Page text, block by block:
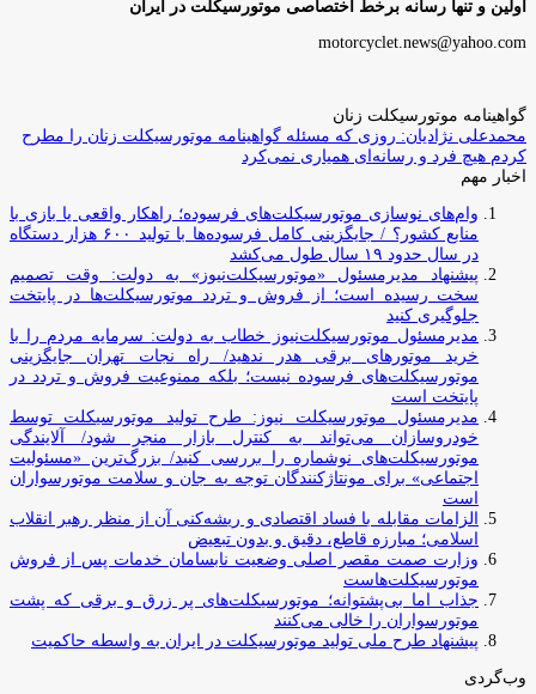
اولین و تنها رسانه برخط اختصاصی موتورسیکلت در ایران
motorcyclet.news@yahoo.com
گواهینامه موتورسیکلت زنان
محمدعلی نژادیان: روزی که مسئله گواهینامه موتورسیکلت زنان را مطرح
کردم هیچ فرد و رسانه‌ای همیاری نمی‌کرد
اخبار مهم
وام‌های نوسازی موتورسیکلت‌های فرسوده؛ راهکار واقعی یا بازی با
منابع کشور؟ / جایگزینی کامل فرسوده‌ها با تولید ۶۰۰ هزار دستگاه
در سال حدود ۱۹ سال طول می‌کشد
پیشنهاد مدیرمسئول «موتورسیکلت‌نیوز» به دولت: وقت تصمیم
سخت رسیده است؛ از فروش و تردد موتورسیکلت‌ها در پایتخت
جلوگیری کنید
مدیرمسئول موتورسیکلت‌نیوز خطاب به دولت: سرمایه مردم را با
خرید موتورهای برقی هدر ندهید/ راه نجات تهران جایگزینی
موتورسیکلت‌های فرسوده نیست؛ بلکه ممنوعیت فروش و تردد در
پایتخت است
مدیرمسئول موتورسیکلت نیوز: طرح تولید موتورسیکلت توسط
خودروسازان می‌تواند به کنترل بازار منجر شود/ آلایندگی
موتورسیکلت‌های نوشماره را بررسی کنید/ بزرگ‌ترین «مسئولیت
اجتماعی» برای مونتاژکنندگان توجه به جان و سلامت موتورسواران
است
الزامات مقابله با فساد اقتصادی و ریشه‌کنی آن از منظر رهبر انقلاب
اسلامی؛ مبارزه قاطع، دقیق و بدون تبعیض
وزارت صمت مقصر اصلی وضعیت نابسامان خدمات پس از فروش
موتورسیکلت‌هاست
جذاب اما بی‌پشتوانه؛ موتورسیکلت‌های پر زرق‌ و برقی که پشت
موتورسواران را خالی می‌کنند
پیشنهاد طرح ملی تولید موتورسیکلت در ایران به واسطه حاکمیت
وب‌گردی